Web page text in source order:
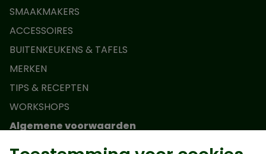
SMAAKMAKERS
ACCESSOIRES
BUITENKEUKENS & TAFELS
MERKEN
TIPS & RECEPTEN
WORKSHOPS
Algemene voorwaarden